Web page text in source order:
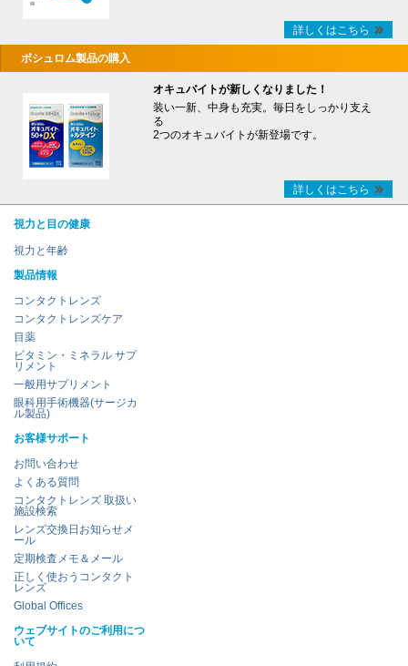
詳しくはこちら
ボシュロム製品の購入
オキュバイトが新しくなりました！
装い一新、中身も充実。毎日をしっかり支え
る
2つのオキュバイトが新登場です。
詳しくはこちら
視力と目の健康
視力と年齢
製品情報
コンタクトレンズ
コンタクトレンズケア
目薬
ビタミン・ミネラル サプ
リメント
一般用サプリメント
眼科用手術機器(サージカ
ル製品)
お客様サポート
お問い合わせ
よくある質問
コンタクトレンズ 取扱い
施設検索
レンズ交換日お知らせメ
ール
定期検査メモ＆メール
正しく使おうコンタクト
レンズ
Global Offices
ウェブサイトのご利用につ
いて